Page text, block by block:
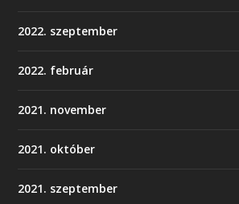
2022. szeptember
2022. február
2021. november
2021. október
2021. szeptember